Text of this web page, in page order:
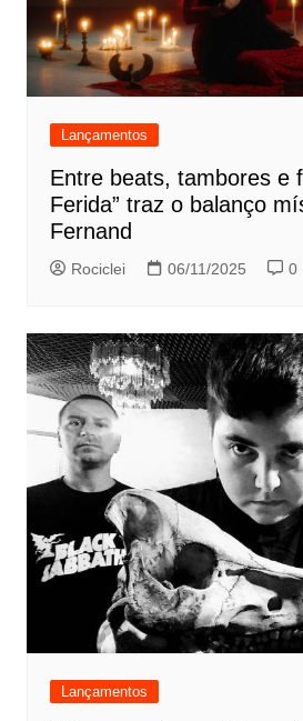
Lançamentos
Entre beats, tambores e
Ferida” traz o balanço
Fernand
Rociclei 06/11/2025 0
Lançamentos